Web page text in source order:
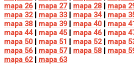
mapa 26| mapa 27| mapa 28| mapa
mapa 32| mapa 33| mapa 34| mapa
mapa 38| mapa 39| mapa 40| mapa
mapa 44| mapa 45| mapa 46| mapa
mapa 50| mapa 51 | mapa 52| mapa
mapa 56| mapa 57| mapa 58| mapa
mapa 62| mapa 63